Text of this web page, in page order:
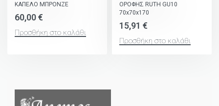
ΚΑΠΕΛΟ ΜΠΡΟΝΖΕ
60,00€
Προσθήκη στο καλάθι
ΟΡΟΦΗΣ RUTH GU10
70x70x170
15,91 €
Προσθήκη στο καλάθι